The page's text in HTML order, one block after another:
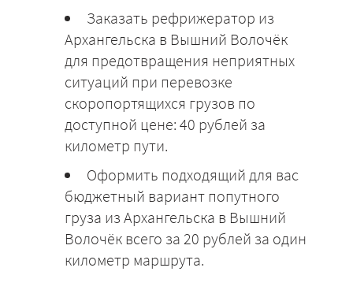
Заказать рефрижератор из
Архангельска в Вышний Волочёк
для предотвращения неприятных
ситуаций при перевозке
скоропортящихся грузов по
доступной цене: 40 рублей за
километр пути.
Оформить подходящий для вас
бюджетный вариант попутного
груза из Архангельска в Вышний
Волочёк всего за 20 рублей за один
километр маршрута.